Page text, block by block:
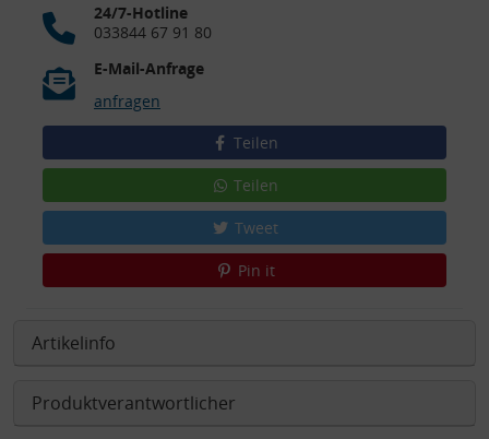
24/7-Hotline
033844 67 91 80
E-Mail-Anfrage
anfragen
Teilen
Teilen
Tweet
Pin it
Artikelinfo
Produktverantwortlicher